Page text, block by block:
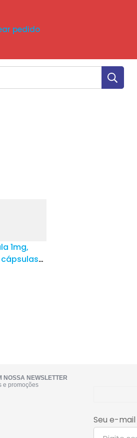
pedido
1mg,
cápsulas
NOSSA NEWSLETTER
e promoções
Seu e-mail